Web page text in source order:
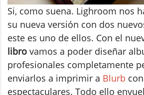
Si, como suena. Lighroom nos
su nueva versión con dos
este es uno de ellos. Con el
libro vamos a poder diseñar
profesionales completamente
enviarlos a imprimir a Blurb
espectaculares. Todo ello